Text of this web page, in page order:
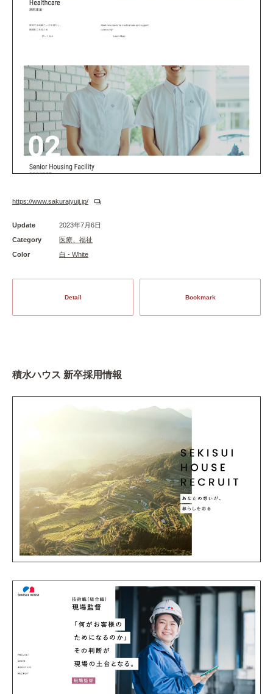
https://www.sakurajyuji.jp/
Update
2023年7月6日
Category
医療、福祉
Color
白 - White
Detail Bookmark
積水ハウス 新卒採用情報